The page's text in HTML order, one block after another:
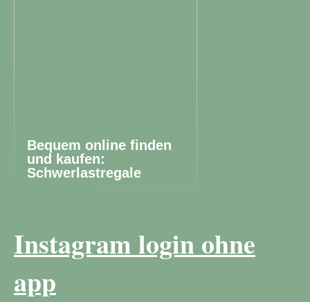
Bequem online finden
und kaufen:
Schwerlastregale
Instagram login ohne
app